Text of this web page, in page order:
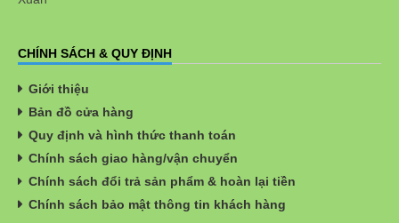
CHÍNH SÁCH & QUY ĐỊNH
Giới thiệu
Bản đồ cửa hàng
Quy định và hình thức thanh toán
Chính sách giao hàng/vận chuyển
Chính sách đổi trả sản phẩm & hoàn lại tiền
Chính sách bảo mật thông tin khách hàng